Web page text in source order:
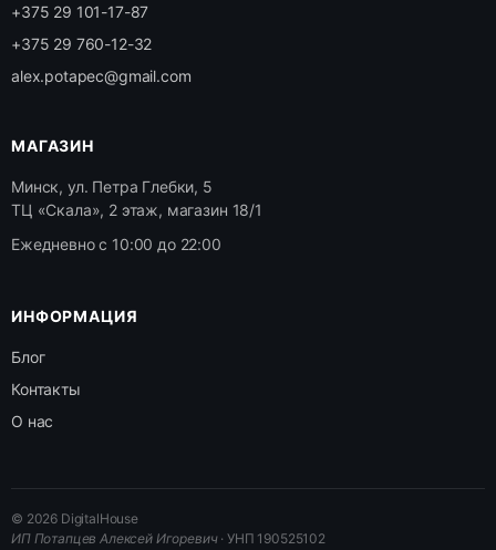
+375 29 101-17-87
+375 29 760-12-32
alex.potapec@gmail.com
МАГАЗИН
Минск, ул. Петра Глебки, 5
ТЦ «Скала», 2 этаж, магазин 18/1
Ежедневно с 10:00 до 22:00
ИНФОРМАЦИЯ
Блог
Контакты
О нас
© 2026 DigitalHouse
ИП Потапцев Алексей Игоревич· УНП 190525102